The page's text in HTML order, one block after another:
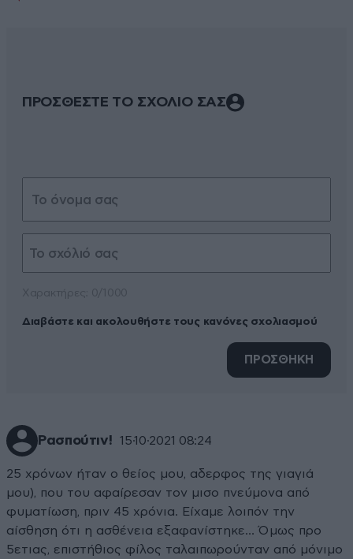
ΠΡΟΣΘΕΣΤΕ ΤΟ ΣΧΟΛΙΟ ΣΑΣ
Διαβάστε και ακολουθήστε τους κανόνες σχολιασμού
ΠΡΟΣΘΗΚΗ
Ρασπούτιν! 15·10·2021 08:24
25 χρόνων ήταν ο θείος μου, αδερφος της γιαγιά
μου), που του αφαίρεσαν τον μισο πνεύμονα από
φυματίωση, πριν 45 χρόνια. Είχαμε λοιπόν την
αίσθηση ότι η ασθένεια εξαφανίστηκε… Όμως προ
5ετιας, επιστήθιος φίλος ταλαιπωρούνταν από μόνιμο